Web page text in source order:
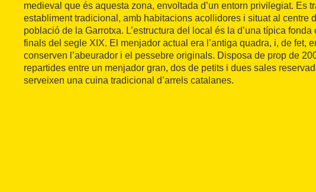
medieval que és aquesta zona, envoltada d’un entorn privilegiat. Es
establiment tradicional, amb habitacions acollidores i situat al centre
població de la Garrotxa. L’estructura del local és la d’una típica fonda
finals del segle XIX. El menjador actual era l’antiga quadra, i, de fet,
conserven l’abeurador i el pessebre originals. Disposa de prop de
repartides entre un menjador gran, dos de petits i dues sales
serveixen una cuina tradicional d’arrels catalanes.